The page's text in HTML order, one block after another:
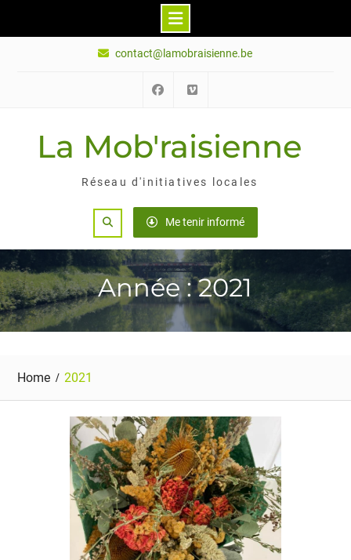
contact@lamobraisienne.be
La Mob'raisienne
Réseau d'initiatives locales
Search Me tenir informé
Année : 2021
Home 2021